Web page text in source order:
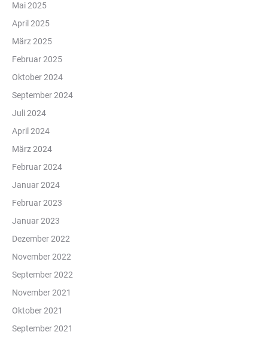
Mai 2025
April 2025
März 2025
Februar 2025
Oktober 2024
September 2024
Juli 2024
April 2024
März 2024
Februar 2024
Januar 2024
Februar 2023
Januar 2023
Dezember 2022
November 2022
September 2022
November 2021
Oktober 2021
September 2021